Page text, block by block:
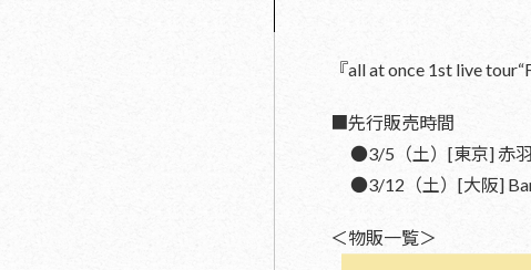
『all at once 1st live
■先行販売時間
●3/5（土）[東京] 赤
●3/12（土）[大阪]
＜物販一覧＞